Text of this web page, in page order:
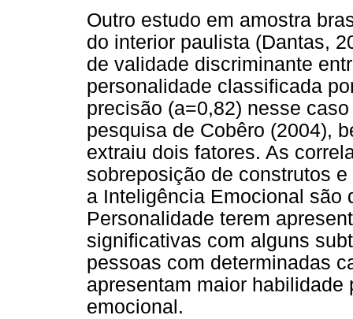
Outro estudo em amostra
do interior paulista (Dantas,
de validade discriminante
personalidade classificada
precisão (a=0,82) nesse
pesquisa de Cobêro (2004),
extraiu dois fatores. As
sobreposição de construtos
a Inteligência Emocional são
Personalidade terem
significativas com alguns
pessoas com determinadas
apresentam maior
emocional.